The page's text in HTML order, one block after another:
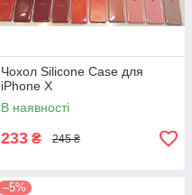
Чохол Silicone Case для
iPhone X
В наявності
233 ₴ 245 ₴
–5%